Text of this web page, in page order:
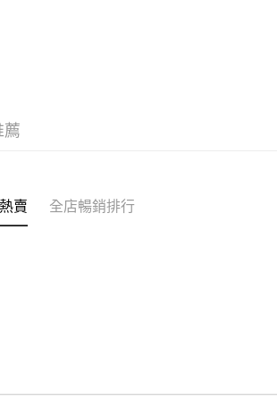
薦
賣 全店暢銷排行